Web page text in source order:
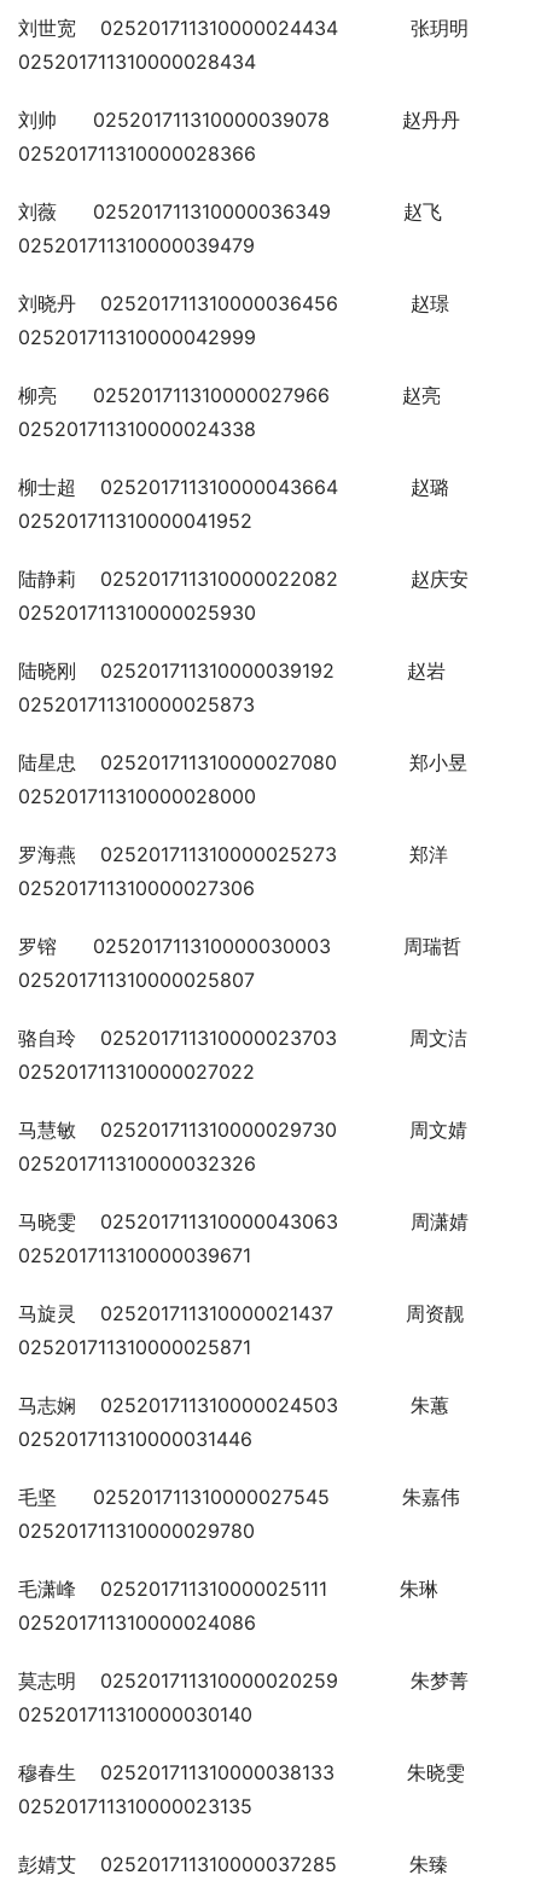
刘世宽    025201711310000024434            张玥明
025201711310000028434
刘帅      025201711310000039078            赵丹丹
025201711310000028366
刘薇      025201711310000036349            赵飞
025201711310000039479
刘晓丹    025201711310000036456            赵璟
025201711310000042999
柳亮      025201711310000027966            赵亮
025201711310000024338
柳士超    025201711310000043664            赵璐
025201711310000041952
陆静莉    025201711310000022082            赵庆安
025201711310000025930
陆晓刚    025201711310000039192            赵岩
025201711310000025873
陆星忠    025201711310000027080            郑小昱
025201711310000028000
罗海燕    025201711310000025273            郑洋
025201711310000027306
罗镕      025201711310000030003            周瑞哲
025201711310000025807
骆自玲    025201711310000023703            周文洁
025201711310000027022
马慧敏    025201711310000029730            周文婧
025201711310000032326
马晓雯    025201711310000043063            周潇婧
025201711310000039671
马旋灵    025201711310000021437            周资靓
025201711310000025871
马志娴    025201711310000024503            朱蕙
025201711310000031446
毛坚      025201711310000027545            朱嘉伟
025201711310000029780
毛潇峰    025201711310000025111            朱琳
025201711310000024086
莫志明    025201711310000020259            朱梦菁
025201711310000030140
穆春生    025201711310000038133            朱晓雯
025201711310000023135
彭婧艾    025201711310000037285            朱臻